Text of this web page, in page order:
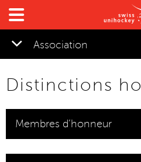

Association
Distinctions
Membres d’honneur